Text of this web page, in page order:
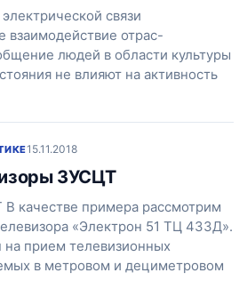
связи
взаимодействие отрас-
людей в области культуры
не влияют на активность
15.11.2018
3УСЦТ
качестве примера рассмотрим
«Электрон 51 ТЦ 433Д».
на прием телевизионных
в метровом и дециметровом